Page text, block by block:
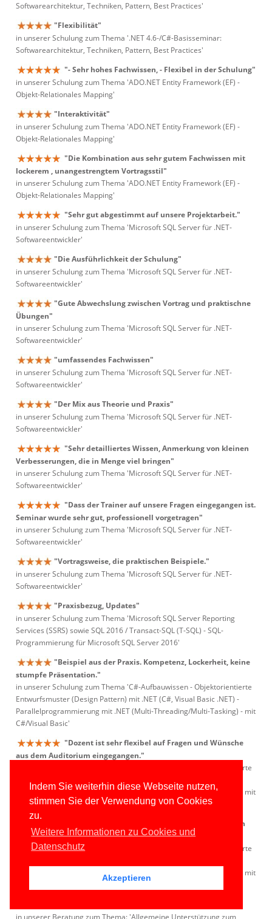
Indem Sie weiterhin diese Webseite nutzen,
stimmen Sie der Verwendung von Cookies
zu.
Weitere Informationen zu Cookies und
Datenschutz
Akzeptieren
Softwarearchitektur, Techniken, Pattern, Best Practices'
"Flexibilität"
in unserer Schulung zum Thema '.NET 4.6-/C#-Basisseminar:
Softwarearchitektur, Techniken, Pattern, Best Practices'
"- Sehr hohes Fachwissen, - Flexibel in der Schulung"
in unserer Schulung zum Thema 'ADO.NET Entity Framework (EF) -
Objekt-Relationales Mapping'
"Interaktivität"
in unserer Schulung zum Thema 'ADO.NET Entity Framework (EF) -
Objekt-Relationales Mapping'
"Die Kombination aus sehr gutem Fachwissen mit
lockerem , unangestrengtem Vortragsstil"
in unserer Schulung zum Thema 'ADO.NET Entity Framework (EF) -
Objekt-Relationales Mapping'
"Sehr gut abgestimmt auf unsere Projektarbeit."
in unserer Schulung zum Thema 'Microsoft SQL Server für .NET-
Softwareentwickler'
"Die Ausführlichkeit der Schulung"
in unserer Schulung zum Thema 'Microsoft SQL Server für .NET-
Softwareentwickler'
"Gute Abwechslung zwischen Vortrag und praktischne
Übungen"
in unserer Schulung zum Thema 'Microsoft SQL Server für .NET-
Softwareentwickler'
"umfassendes Fachwissen"
in unserer Schulung zum Thema 'Microsoft SQL Server für .NET-
Softwareentwickler'
"Der Mix aus Theorie und Praxis"
in unserer Schulung zum Thema 'Microsoft SQL Server für .NET-
Softwareentwickler'
"Sehr detailliertes Wissen, Anmerkung von kleinen
Verbesserungen, die in Menge viel bringen"
in unserer Schulung zum Thema 'Microsoft SQL Server für .NET-
Softwareentwickler'
"Dass der Trainer auf unsere Fragen eingegangen ist.
Seminar wurde sehr gut, professionell vorgetragen"
in unserer Schulung zum Thema 'Microsoft SQL Server für .NET-
Softwareentwickler'
"Vortragsweise, die praktischen Beispiele."
in unserer Schulung zum Thema 'Microsoft SQL Server für .NET-
Softwareentwickler'
"Praxisbezug, Updates"
in unserer Schulung zum Thema 'Microsoft SQL Server Reporting
Services (SSRS) sowie SQL 2016 / Transact-SQL (T-SQL) - SQL-
Programmierung für Microsoft SQL Server 2016'
"Beispiel aus der Praxis. Kompetenz, Lockerheit, keine
stumpfe Präsentation."
in unserer Schulung zum Thema 'C#-Aufbauwissen - Objektorientierte
Entwurfsmuster (Design Pattern) mit .NET (C#, Visual Basic .NET) -
Parallelprogrammierung mit .NET (Multi-Threading/Multi-Tasking) - mit
C#/Visual Basic'
"Dozent ist sehr flexibel auf Fragen und Wünsche
aus dem Auditorium eingegangen."
in unserer Schulung zum Thema 'C#-Aufbauwissen - Objektorientierte
Parallelprogrammierung mit .NET (Multi-Threading/Multi-Tasking) - mit
C#/Visual Basic'
"Herr Kansy ist sehr individuell auf unsere Fragen
und Probleme eingegangen."
in unserer Schulung zum Thema 'C#-Aufbauwissen - Objektorientierte
Parallelprogrammierung mit .NET (Multi-Threading/Multi-Tasking) - mit